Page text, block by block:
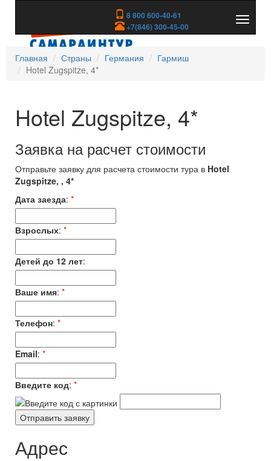
8 800 600-40-61
+7(846) 300-45-00
скрыть
Главная
Страны Германия
Гармиш
Hotel Zugspitze, 4*
Hotel Zugspitze, 4*
Заявка на расчет стоимости
Отправьте заявку для расчета стоимости тура в Hotel
Zugspitze, , 4*
Дата заезда: *
Взрослых: *
Детей до 12 лет:
Ваше имя: *
Телефон: *
Email: *
Введите код: *
Адрес